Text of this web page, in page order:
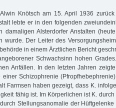
Knötsch am 15. April 1936
lebte er in den folgenden
damaligen Alsterdorfer Anstalten
wurde. Der Leiter des
in einem Ärztlichen Bericht
Schwachsinn hohen
Anfällen. In den letzten Jahren
Schizophrenie
Farmsen haben gezeigt, dass K.
fähig ist. Im Körperlichen ist K.
Stellungsanomalie der